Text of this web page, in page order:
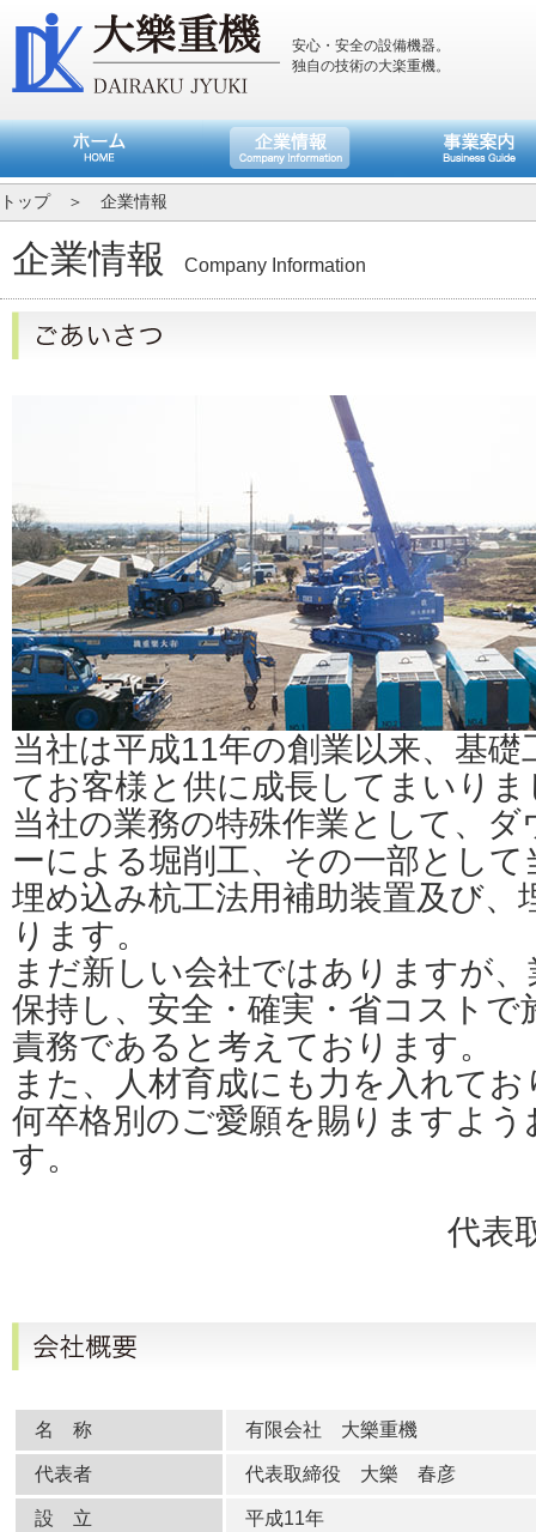
安心・安全の設備機器。
独自の技術の大楽重機。
トップ＞ 企業情報
企業情報 Company Information
当社は平成11年の創業以来、基
てお客様と供に成長してまいりま
当社の業務の特殊作業として、
ーによる堀削工、その一部とし
埋め込み杭工法用補助装置及び、
ります。
まだ新しい会社ではありますが
保持し、安全・確実・省コストで
責務であると考えております。
また、人材育成にも力を入れてお
何卒格別のご愛願を賜りますよ
す。
代
名 称 有限会社 大樂重機
代表者 代表取締役 大樂 春彦
設 立 平成11年